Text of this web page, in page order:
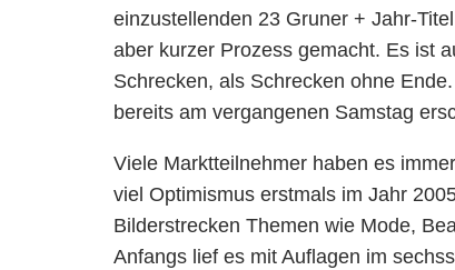
einzustellenden 23 Gruner + Jahr-
aber kurzer Prozess gemacht. Es ist
Schrecken, als Schrecken ohne
bereits am vergangenen Samstag
Viele Marktteilnehmer haben es
viel Optimismus erstmals im Jahr
Bilderstrecken Themen wie Mode,
Anfangs lief es mit Auflagen im